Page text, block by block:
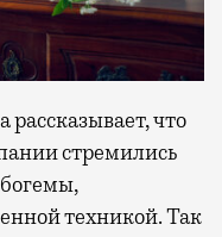
что
стремились
техникой. Так